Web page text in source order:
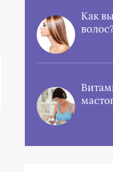
Как